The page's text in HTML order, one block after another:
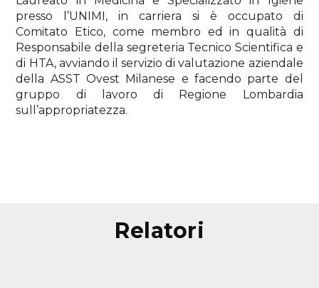
presso l’UNIMI, in carriera si è occupato di
Comitato Etico, come membro ed in qualità di
Responsabile della segreteria Tecnico Scientifica e
di HTA, avviando il servizio di valutazione aziendale
della ASST Ovest Milanese e facendo parte del
gruppo di lavoro di Regione Lombardia
sull’appropriatezza.
relatori